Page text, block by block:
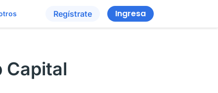
Regístrate Ingresa
Capital